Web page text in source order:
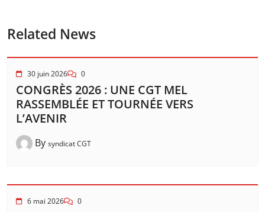
Related News
30 juin 2026 0
CONGRÈS 2026 : UNE CGT MEL
RASSEMBLÉE ET TOURNÉE VERS
L’AVENIR
By syndicat CGT
6 mai 2026 0